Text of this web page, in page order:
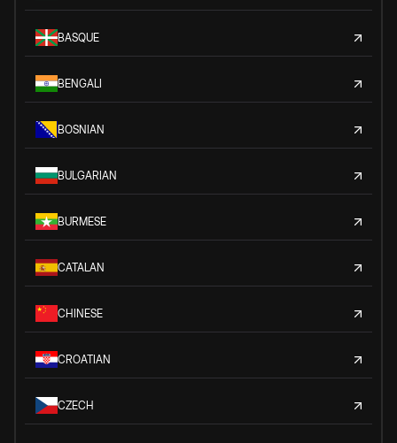
BASQUE
BENGALI
BOSNIAN
BULGARIAN
BURMESE
CATALAN
CHINESE
CROATIAN
CZECH